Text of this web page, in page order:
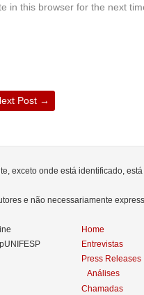
in this browser for the next
Post →
exceto onde está identificado,
e não necessariamente
Home
Entrevistas
Press Releases
Análises
Chamadas